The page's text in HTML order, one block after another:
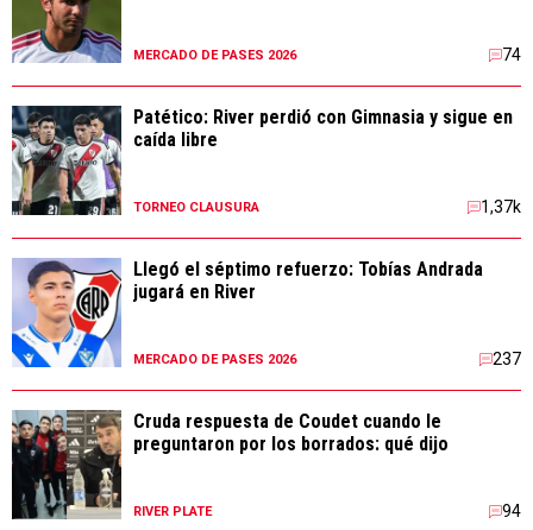
MERCADO DE PASES 2026 74
Patético: River perdió con Gimnasia y sigue en
caída libre
TORNEO CLAUSURA 1,37k
Llegó el séptimo refuerzo: Tobías Andrada
jugará en River
MERCADO DE PASES 2026 237
Cruda respuesta de Coudet cuando le
preguntaron por los borrados: qué dijo
RIVER PLATE 94